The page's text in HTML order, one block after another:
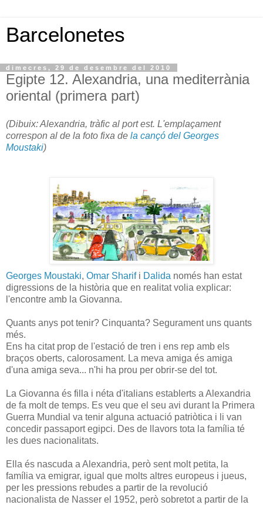
Barcelonetes
dimecres, 29 de desembre del 2010
Egipte 12. Alexandria, una mediterrània
oriental (primera part)
(Dibuix: Alexandria, tràfic al port est. L'emplaçament
correspon al de la foto fixa de la cançó del Georges
Moustaki)
Georges Moustaki, Omar Sharifi Dalida només han estat
digressions de la història que en realitat volia explicar:
l'encontre amb la Giovanna.
Quants anys pot tenir? Cinquanta? Segurament uns quants
més.
Ens ha citat prop de l'estació de tren i ens rep amb els
braços oberts, calorosament. La meva amiga és amiga
d'una amiga seva... n'hi ha prou per obrir-se del tot.
La Giovanna és filla i néta d'italians establerts a Alexandria
de fa molt de temps. Es veu que el seu avi durant la Primera
Guerra Mundial va tenir alguna actuació patriòtica i li van
concedir passaport egipci. Des de llavors tota la família té
les dues nacionalitats.
Ella és nascuda a Alexandria, però sent molt petita, la
família va emigrar, igual que molts altres europeus i jueus,
per les pressions rebudes a partir de la revolució
nacionalista de Nasser el 1952, però sobretot a partir de la